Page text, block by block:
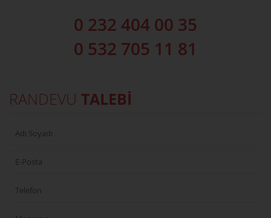
0 232 404 00 35
0 532 705 11 81
RANDEVU TALEBİ